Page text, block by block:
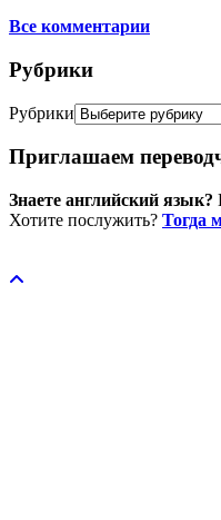
Все комментарии
Рубрики
Рубрики
Приглашаем
Знаете английский язык?
Хотите послужить? Тогда